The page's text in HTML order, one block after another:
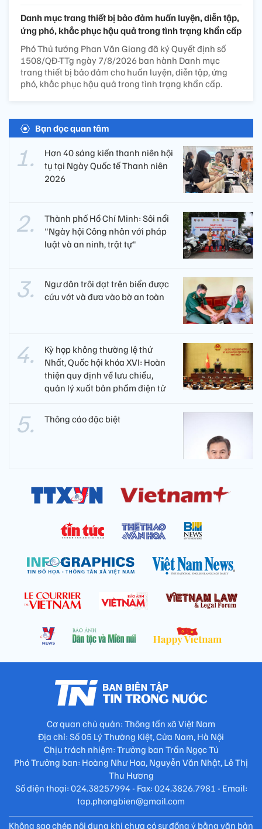
Danh mục trang thiết bị bảo đảm huấn luyện, diễn tập,
ứng phó, khắc phục hậu quả trong tình trạng khẩn cấp
Phó Thủ tướng Phan Văn Giang đã ký Quyết định số
1508/QĐ-TTg ngày 7/8/2026 ban hành Danh mục
trang thiết bị bảo đảm cho huấn luyện, diễn tập, ứng
phó, khắc phục hậu quả trong tình trạng khẩn cấp.
Bạn đọc quan tâm
Hơn 40 sáng kiến thanh niên hội
tụ tại Ngày Quốc tế Thanh niên
2026
Thành phố Hồ Chí Minh: Sôi nổi
"Ngày hội Công nhân với pháp
luật và an ninh, trật tự"
Ngư dân trôi dạt trên biển được
cứu vớt và đưa vào bờ an toàn
Kỳ họp không thường lệ thứ
Nhất, Quốc hội khóa XVI: Hoàn
thiện quy định về lưu chiểu,
quản lý xuất bản phẩm điện tử
Thông cáo đặc biệt
Cơ quan chủ quản: Thông tấn xã Việt Nam
Địa chỉ: Số 05 Lý Thường Kiệt, Cửa Nam, Hà Nội
Chịu trách nhiệm: Trưởng ban Trần Ngọc Tú
Phó Trưởng ban: Hoàng Như Hoa, Nguyễn Văn Nhật, Lê Thị
Thu Hương
Số điện thoại: 024.38257994 - Fax: 024.3826.7981 - Email:
tap.phongbien@gmail.com
Không sao chép nội dung khi chưa có sự đồng ý bằng văn bản